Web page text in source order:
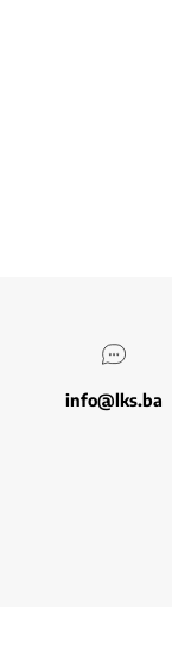
info@lks.ba